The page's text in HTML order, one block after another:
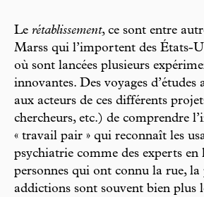
Le rétablissement, ce sont entre
Marss qui l’importent des États-
où sont lancées plusieurs
innovantes. Des voyages d’études
aux acteurs de ces différents
chercheurs, etc.) de comprendre
« travail pair » qui reconnaît les
psychiatrie comme des experts en
personnes qui ont connu la rue, la
addictions sont souvent bien plus